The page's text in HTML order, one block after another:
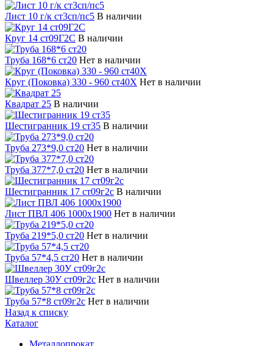
Лист 10 г/к ст3сп/пс5 В наличии
Круг 14 ст09Г2С В наличии
Труба 168*6 ст20 Нет в наличии
Круг (Поковка) 330 - 960 ст40Х Нет в наличии
Квадрат 25 В наличии
Шестигранник 19 ст35 В наличии
Труба 273*9,0 ст20 Нет в наличии
Труба 377*7,0 ст20 Нет в наличии
Шестигранник 17 ст09г2с В наличии
Лист ПВЛ 406 1000х1900 Нет в наличии
Труба 219*5,0 ст20 Нет в наличии
Труба 57*4,5 ст20 Нет в наличии
Швеллер 30У ст09г2с Нет в наличии
Труба 57*8 ст09г2с Нет в наличии
Назад к списку
Каталог
Металлопрокат